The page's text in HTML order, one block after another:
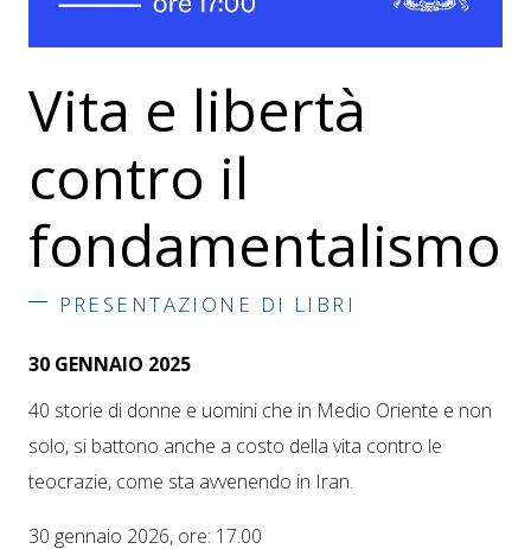
Vita e libertà
contro il
fondamentalismo
PRESENTAZIONE DI LIBRI
30 GENNAIO 2025
40 storie di donne e uomini che in Medio Oriente e non
solo, si battono anche a costo della vita contro le
teocrazie, come sta avvenendo in Iran.
30 gennaio 2026, ore: 17.00